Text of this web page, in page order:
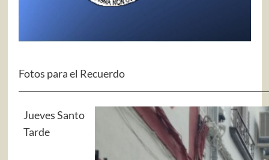
Fotos para el Recuerdo
Jueves Santo
Tarde